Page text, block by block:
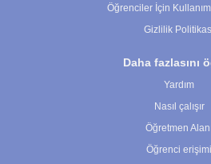
Öğrenciler İçin
Gizlilik
Daha fazlasını
Yardım
Nasıl çalışır
Öğretmen Alanı
Öğrenci erişimi